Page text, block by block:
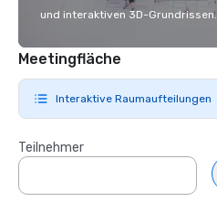
und interaktiven 3D-Grundrissen.
Meetingfläche
Interaktive Raumaufteilungen
Teilnehmer